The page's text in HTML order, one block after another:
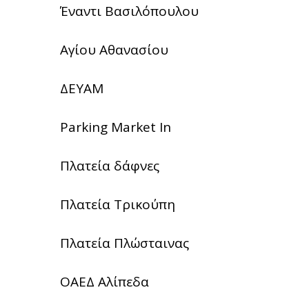
Έναντι Βασιλόπουλου
Αγίου Αθανασίου
ΔΕΥΑΜ
Parking Market In
Πλατεία δάφνες
Πλατεία Τρικούπη
Πλατεία Πλώσταινας
ΟΑΕΔ Αλίπεδα